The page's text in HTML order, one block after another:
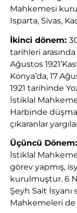
Mahkemesi
Isparta, Sivas,
İkinci dönem:
tarihleri
Ağustos
Konya’da, 17
1921 tarihinde
İstiklal
Harbinde
çıkaranlar
Üçüncü Dönem:
İstiklal
görev yapmış,
kurulmuştur. 6
Şeyh Sait İsyanı
Mahkemeleri